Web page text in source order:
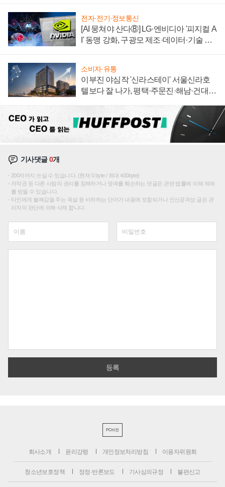
전자·전기·정보통신
[AI 뭉쳐야 산다⑧] LG·엔비디아 '피지컬 A
I' 동맹 강화, 구광모 제조·데이터·기술 결
소비자·유통
이부진 야심작 '신라스테이' 서울신라호
텔보다 잘 나가, 평택·주문진·해남·건대로
기사댓글0개
200자까지 쓰실 수 있습니다. (현재 0 byte / 최대 400byte)
저작권 등 다른 사람의 권리를 침해하거나 명예를 훼손하는 댓글은 관련 법률에 의해 제재
를 받을 수 있습니다.
타인에게 불쾌감을 주는 욕설 등 비하하는 단어가 내용에 포함되거나 인신공격성 글은 관
리자의 판단에 의해 삭제 합니다.
PC버전
회사소개 윤리강령 개인정보처리방침 이용자위원회
청소년보호정책 정정·반론보도 기사심의규정 불편신고